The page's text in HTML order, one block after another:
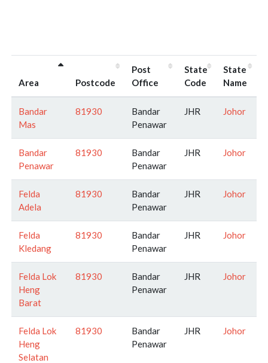
Area Postcode
Post
Office
State
Code
State
Name
Bandar
Mas
81930
Bandar
Penawar
JHR Johor
Bandar
Penawar
81930
Bandar
Penawar
JHR Johor
Felda
Adela
81930
Bandar
Penawar
JHR Johor
Felda
Kledang
81930
Bandar
Penawar
JHR Johor
Felda Lok
Heng
Barat
81930
Bandar
Penawar
JHR Johor
Felda Lok
Heng
Selatan
81930
Bandar
Penawar
JHR Johor